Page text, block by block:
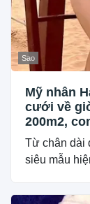
Sao
Mỹ nhân
cưới về
200m2,
Từ chân dài
siêu mẫu